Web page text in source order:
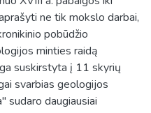
ne tik mokslo darbai,
pobūdžio
minties raidą
suskirstyta į 11 skyrių
svarbias geologijos
sudaro daugiausiai